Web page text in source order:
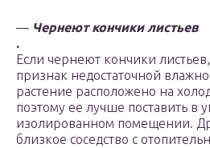
— Чернеют кончики листьев
.
Если чернеют кончики
признак недостаточной
растение расположено на
поэтому ее лучше поставить в
изолированном помещении.
близкое соседство с